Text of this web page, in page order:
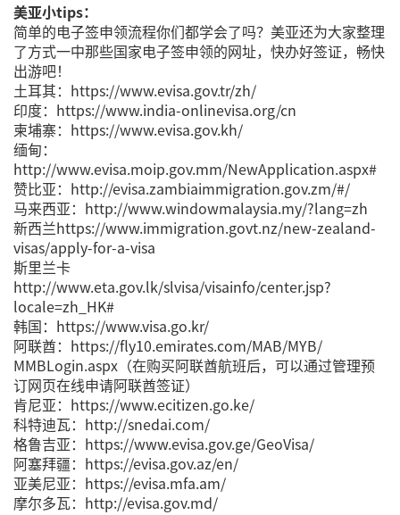
美亚小tips：
简单的电子签申领流程你们都学会了吗？美亚还为大家整理
了方式一中那些国家电子签申领的网址，快办好签证，畅快
出游吧！
土耳其：https://www.evisa.gov.tr/zh/
印度：https://www.india-onlinevisa.org/cn
柬埔寨：https://www.evisa.gov.kh/
缅甸：
http://www.evisa.moip.gov.mm/NewApplication.aspx#
赞比亚：http://evisa.zambiaimmigration.gov.zm/#/
马来西亚：http://www.windowmalaysia.my/?lang=zh
新西兰https://www.immigration.govt.nz/new-zealand-
visas/apply-for-a-visa
斯里兰卡
http://www.eta.gov.lk/slvisa/visainfo/center.jsp?
locale=zh_HK#
韩国：https://www.visa.go.kr/
阿联酋：https://fly10.emirates.com/MAB/MYB/
MMBLogin.aspx（在购买阿联酋航班后，可以通过管理预
订网页在线申请阿联酋签证）
肯尼亚：https://www.ecitizen.go.ke/
科特迪瓦：http://snedai.com/
格鲁吉亚：https://www.evisa.gov.ge/GeoVisa/
阿塞拜疆：https://evisa.gov.az/en/
亚美尼亚：https://evisa.mfa.am/
摩尔多瓦：http://evisa.gov.md/